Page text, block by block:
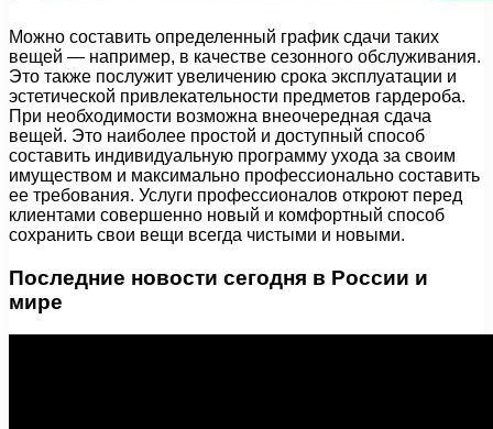
Можно составить определенный график сдачи таких
вещей — например, в качестве сезонного обслуживания.
Это также послужит увеличению срока эксплуатации и
эстетической привлекательности предметов гардероба.
При необходимости возможна внеочередная сдача
вещей. Это наиболее простой и доступный способ
составить индивидуальную программу ухода за своим
имуществом и максимально профессионально составить
ее требования. Услуги профессионалов откроют перед
клиентами совершенно новый и комфортный способ
сохранить свои вещи всегда чистыми и новыми.
Последние новости сегодня в России и
мире